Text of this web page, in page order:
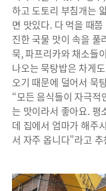
하고 도토리 부침개는
면 맛있다. 다 먹을 때
진한 국물 맛이 속을 풀
묵, 파프리카와 채소들
나오는 묵탕밥은 차게
오기 때문에 덜어서 묵
“모든 음식들이 자극적
는 맛이라서 좋아요. 평
데 집에서 엄마가 해주
서 자주 옵니다”라고